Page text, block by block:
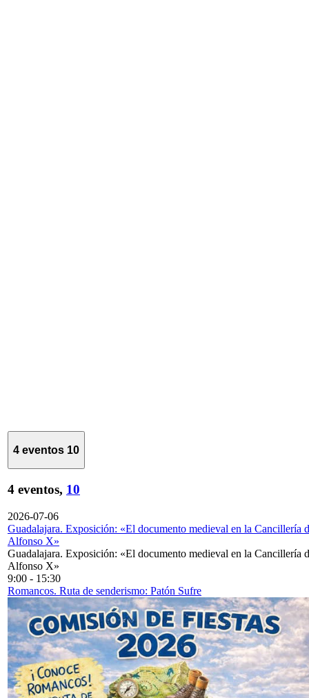
4 eventos 10
4 eventos, 10
2026-07-06
Guadalajara. Exposición: «El documento medieval en la Cancillería
Alfonso X»
Guadalajara. Exposición: «El documento medieval en la Cancillería
Alfonso X»
9:00 - 15:30
Romancos. Ruta de senderismo: Patón Sufre